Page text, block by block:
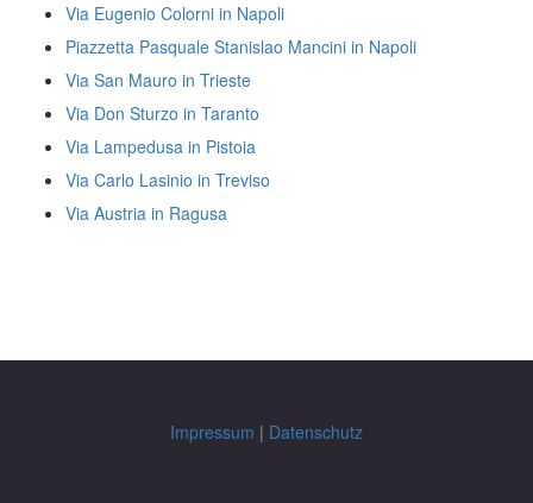
Via Eugenio Colorni in Napoli
Piazzetta Pasquale Stanislao Mancini in Napoli
Via San Mauro in Trieste
Via Don Sturzo in Taranto
Via Lampedusa in Pistoia
Via Carlo Lasinio in Treviso
Via Austria in Ragusa
Impressum | Datenschutz